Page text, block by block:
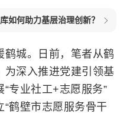
如何助力基层治理创新？
鹤城。日前，笔者从鹤
为深入推进党建引领基
专业社工+志愿服务”
鹤壁市志愿服务骨干